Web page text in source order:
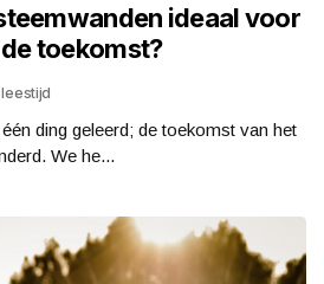
ideaal voor
toekomst?
leestijd
ding geleerd; de toekomst van het
We he...